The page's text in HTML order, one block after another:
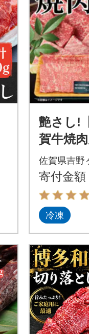
艶さし!
賀牛焼
野ヶ里
佐賀県吉野
寄付金額
冷凍